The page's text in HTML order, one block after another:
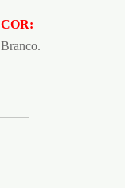
COR:
Branco.